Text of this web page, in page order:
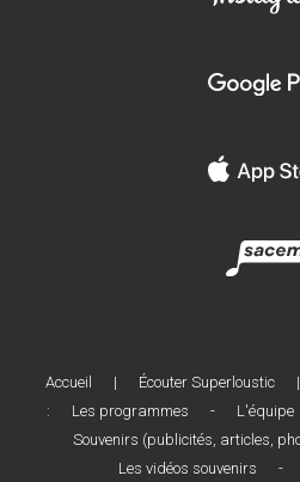
Accueil | Écouter Superloustic |
:
Les programmes - L'équipe
Souvenirs (publicités, articles,
Les vidéos souvenirs
-